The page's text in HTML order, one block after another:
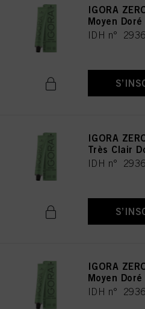
IGORA
Moyen
IDH n°
IGORA
Très Clair
IDH n°
IGORA
Moyen
IDH n°